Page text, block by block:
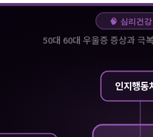
🧠 심리건강
50대 60대 우울증 증상과
인지행동